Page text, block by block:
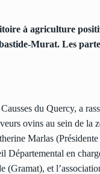
à agriculture
Murat. Les
du Quercy, a
ovins au sein de
Marlas
Départemental en
(Gramat), et